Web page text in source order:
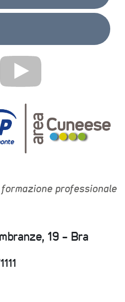
19 - Bra